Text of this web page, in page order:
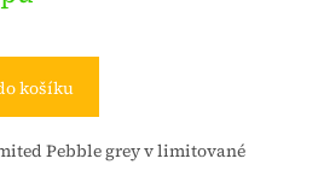
košíku
Pebble grey v limitované